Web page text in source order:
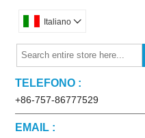
Italiano 
TELEFONO :
+86-757-86777529
EMAIL :